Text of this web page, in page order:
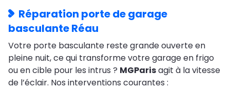
Réparation porte de garage
basculante Réau
Votre porte basculante reste grande ouverte en
pleine nuit, ce qui transforme votre garage en frigo
ou en cible pour les intrus ? MGParisagit à la vitesse
de l’éclair. Nos interventions courantes :